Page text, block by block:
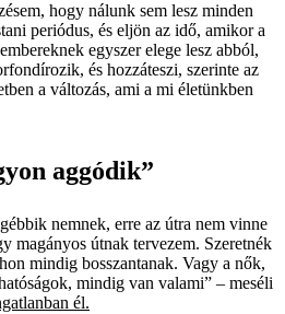
hogy nálunk sem lesz minden
periódus, és eljön az idő, amikor a
egyszer elege lesz abból,
és hozzáteszi, szerinte az
a változás, ami a mi életünkben
aggódik”
nemnek, erre az útra nem vinne
magányos útnak tervezem. Szeretnék
mindig bosszantanak. Vagy a nők,
mindig van valami” – meséli
él.